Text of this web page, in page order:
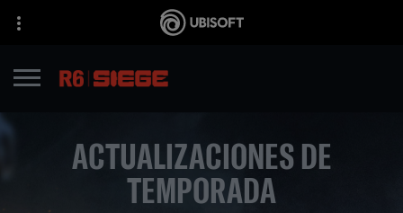
ACTUALIZACIONES DE
TEMPORADA